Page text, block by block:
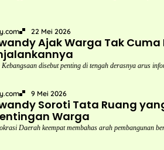
22 Mei 2026
Ajak Warga Tak
Kebangsaan disebut penting di tengah derasnya arus
9 Mei 2026
Soroti Tata Ruang
Warga
Daerah keempat membahas arah pembangunan